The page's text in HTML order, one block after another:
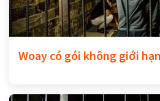
Woay có gói không giới